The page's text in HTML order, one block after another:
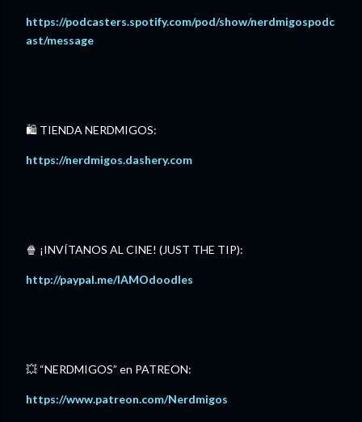
⁠https://podcasters.spotify.com/pod/show/nerdmigospodc
ast/message⁠
🛍️ TIENDA NERDMIGOS:
⁠https://nerdmigos.dashery.com⁠
🍿 ¡INVÍTANOS AL CINE! (JUST THE TIP):
http://paypal.me/IAMOdoodles⁠
💥 “NERDMIGOS” en PATREON:
⁠https://www.patreon.com/Nerdmigos⁠